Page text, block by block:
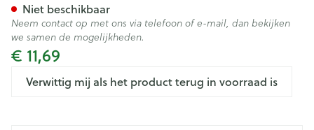
€ 11,69
Verwittig mij als het product terug in voorraad is
Niet beschikbaar
Neem contact op met ons via telefoon of e-mail, dan bekijken
we samen de mogelijkheden.